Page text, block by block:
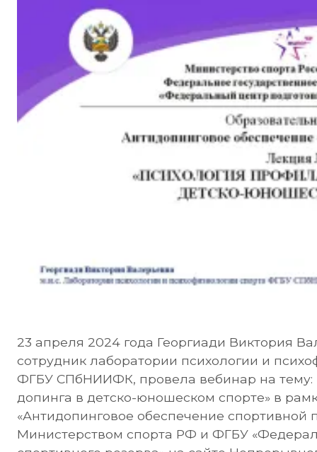
23 апреля 2024 года Георгиади Виктория
сотрудник лаборатории психологии и
ФГБУ СПбНИИФК, провела вебинар на тему:
допинга в детско-юношеском спорте» в
«Антидопинговое обеспечение спортивной
Министерством спорта РФ и ФГБУ